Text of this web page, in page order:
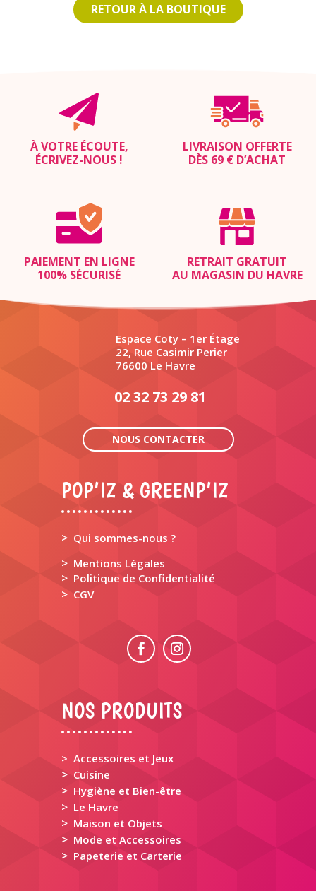
RETOUR À LA BOUTIQUE
À VOTRE ÉCOUTE,
ÉCRIVEZ-NOUS !
LIVRAISON OFFERTE
DÈS 69 € D’ACHAT
PAIEMENT EN LIGNE
100% SÉCURISÉ
RETRAIT GRATUIT
AU MAGASIN DU HAVRE
Espace Coty – 1er Étage
22, Rue Casimir Perier
76600 Le Havre
02 32 73 29 81
NOUS CONTACTER
POP’IZ & GREENP’IZ
> Qui sommes-nous ?
> Mentions Légales
> Politique de Confidentialité
> CGV
NOS PRODUITS
> Accessoires et Jeux
> Cuisine
> Hygiène et Bien-être
> Le Havre
> Maison et Objets
> Mode et Accessoires
> Papeterie et Carterie